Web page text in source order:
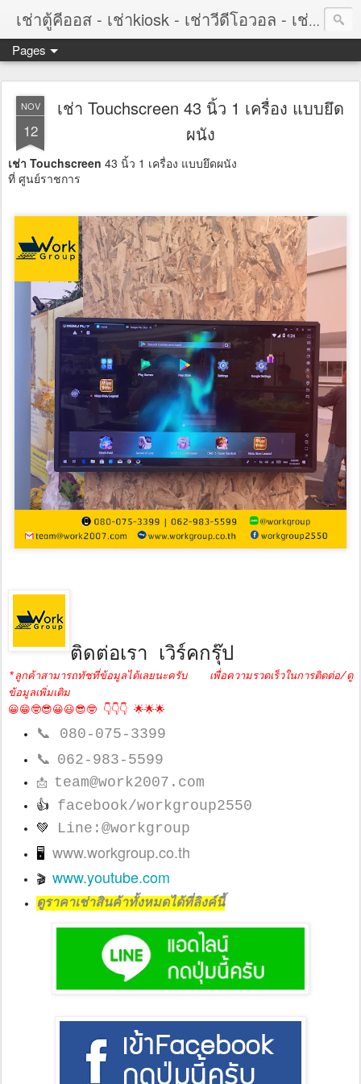
เช่าตู้คีออส - เช่าkiosk - เช่าวีดีโอวอล - เช่าvideowall - เช่าจอทัชสกรีน - เช่าtouchscreen
Pages
NOV
12
เช่า Touchscreen 43 นิ้ว 1 เครื่อง แบบยึด
ผนัง
เช่า Touchscreen 43 นิ้ว 1 เครื่อง แบบยึดผนัง
ที่ ศูนย์ราชการ
ติดต่อเรา เวิร์คกรุ๊ป
*ลูกค้าสามารถทัชที่ข้อมูลได้เลยนะครับ เพื่อความรวดเร็วในการติดต่อ/ดู
ข้อมูลเพิ่มเติม
😀😁🤓😎😀😃😎🤓 👇👇👇 🌟🌟🌟
📞 080-075-3399
📞 062-983-5599
📩 team@work2007.com
👍 facebook/workgroup2550
💚 Line:@workgroup
🖥 www.workgroup.co.th
🎬 www.youtube.com
ดูราคาเช่าสินค้าทั้งหมดได้ที่ลิงค์นี้